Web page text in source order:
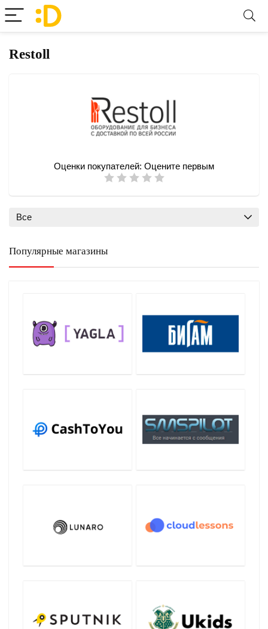
Restoll
Оценки покупателей: Оцените первым
Все
Популярные магазины